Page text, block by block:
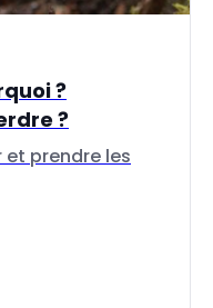
?
?
et prendre les